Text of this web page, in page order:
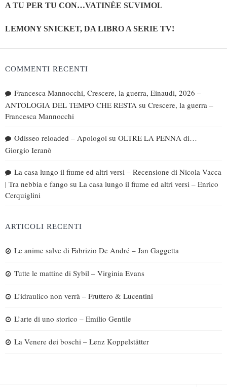
A TU PER TU CON…VATINÈE SUVIMOL
LEMONY SNICKET, DA LIBRO A SERIE TV!
COMMENTI RECENTI
Francesca Mannocchi, Crescere, la guerra, Einaudi, 2026 –
ANTOLOGIA DEL TEMPO CHE RESTA su Crescere, la guerra –
Francesca Mannocchi
Odisseo reloaded – Apologoi su OLTRE LA PENNA di…
Giorgio Ieranò
La casa lungo il fiume ed altri versi – Recensione di Nicola Vacca
| Tra nebbia e fango su La casa lungo il fiume ed altri versi – Enrico
Cerquiglini
ARTICOLI RECENTI
Le anime salve di Fabrizio De André – Jan Gaggetta
Tutte le mattine di Sybil – Virginia Evans
L’idraulico non verrà – Fruttero & Lucentini
L’arte di uno storico – Emilio Gentile
La Venere dei boschi – Lenz Koppelstätter